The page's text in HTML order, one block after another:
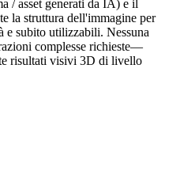
/ asset generati da IA) e il
la struttura dell'immagine per
e subito utilizzabili. Nessuna
complesse richieste—
risultati visivi 3D di livello